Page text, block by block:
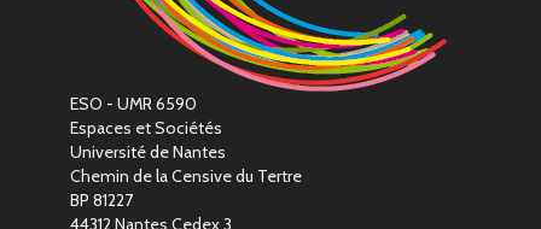
ESO - UMR 6590
Espaces et Sociétés
Université de Nantes
Chemin de la Censive du Tertre
BP 81227
44312 Nantes Cedex 3